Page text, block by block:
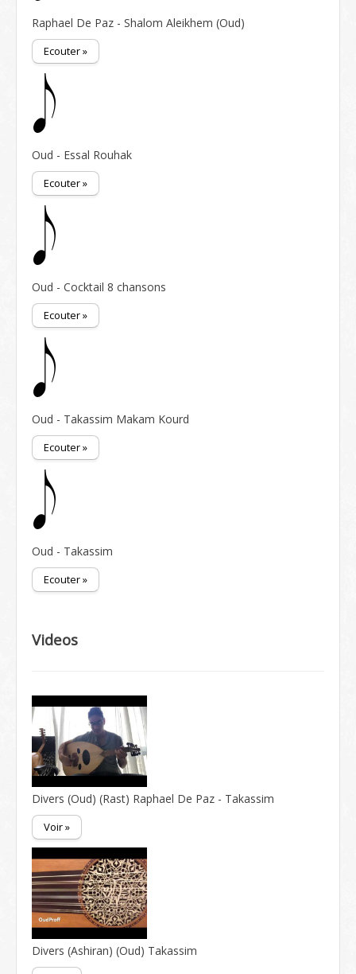
Raphael De Paz - Shalom Aleikhem (Oud)
Ecouter »
Oud - Essal Rouhak
Ecouter »
Oud - Cocktail 8 chansons
Ecouter »
Oud - Takassim Makam Kourd
Ecouter »
Oud - Takassim
Ecouter »
Videos
Divers (Oud) (Rast) Raphael De Paz - Takassim
Voir »
Divers (Ashiran) (Oud) Takassim